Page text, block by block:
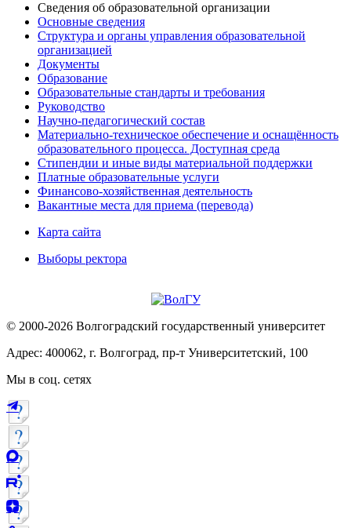
Сведения об образовательной организации
Основные сведения
Структура и органы управления образовательной
организацией
Документы
Образование
Образовательные стандарты и требования
Руководство
Научно-педагогический состав
Материально-техническое обеспечение и оснащённость
образовательного процесса. Доступная среда
Стипендии и иные виды материальной поддержки
Платные образовательные услуги
Финансово-хозяйственная деятельность
Вакантные места для приема (перевода)
Карта сайта
Выборы ректора
© 2000-2026 Волгоградский государственный университет
Адрес: 400062, г. Волгоград, пр-т Университетский, 100
Мы в соц. сетях